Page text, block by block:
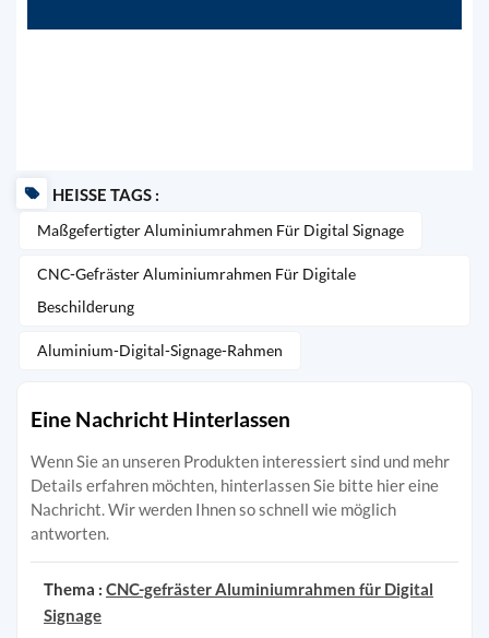
HEISSE TAGS :
Maßgefertigter Aluminiumrahmen Für Digital Signage
CNC-Gefräster Aluminiumrahmen Für Digitale
Beschilderung
Aluminium-Digital-Signage-Rahmen
Eine Nachricht Hinterlassen
Wenn Sie an unseren Produkten interessiert sind und mehr
Details erfahren möchten, hinterlassen Sie bitte hier eine
Nachricht. Wir werden Ihnen so schnell wie möglich
antworten.
Thema : CNC-gefräster Aluminiumrahmen für Digital
Signage